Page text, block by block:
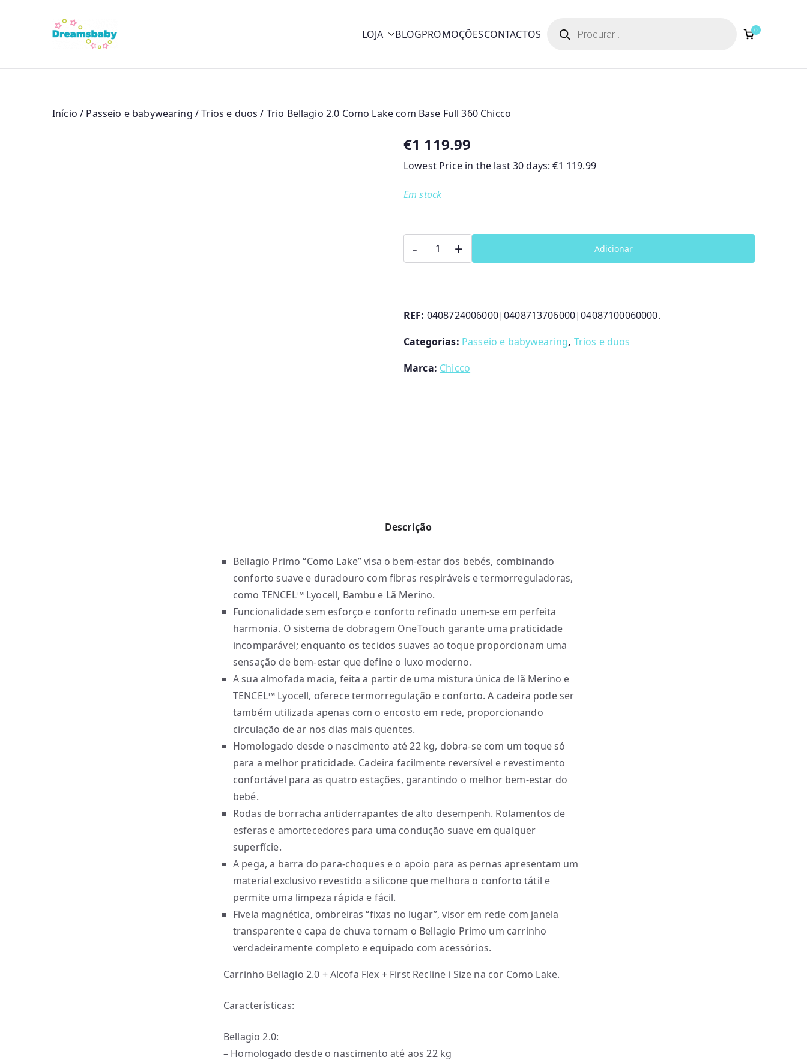
LOJA BLOGPROMOÇÕESCONTACTOS search 0
Início / Passeio e babywearing /Trios e duos / Trio Bellagio 2.0 Como Lake com Base Full 360 Chicco
€1 119.99
Lowest Price in the last 30 days:€1 119.99
Em stock
-
Quantidade
de
Bellagio
2.0
Lake
+ Adicionar
REF: 0408724006000|0408713706000|04087100060000.
Categorias: Passeio e babywearing, Trios e duos
Marca: Chicco
Descrição
Bellagio Primo “Como Lake” visa o bem-estar dos bebés, combinando
conforto suave e duradouro com fibras respiráveis e termorreguladoras,
como TENCEL™ Lyocell, Bambu e Lã Merino.
Funcionalidade sem esforço e conforto refinado unem-se em perfeita
harmonia. O sistema de dobragem OneTouch garante uma praticidade
incomparável; enquanto os tecidos suaves ao toque proporcionam uma
sensação de bem-estar que define o luxo moderno.
A sua almofada macia, feita a partir de uma mistura única de lã Merino e
TENCEL™ Lyocell, oferece termorregulação e conforto. A cadeira pode ser
também utilizada apenas com o encosto em rede, proporcionando
circulação de ar nos dias mais quentes.
Homologado desde o nascimento até 22 kg, dobra-se com um toque só
para a melhor praticidade. Cadeira facilmente reversível e revestimento
confortável para as quatro estações, garantindo o melhor bem-estar do
bebé.
Rodas de borracha antiderrapantes de alto desempenh. Rolamentos de
esferas e amortecedores para uma condução suave em qualquer
superfície.
A pega, a barra do para-choques e o apoio para as pernas apresentam um
material exclusivo revestido a silicone que melhora o conforto tátil e
permite uma limpeza rápida e fácil.
Fivela magnética, ombreiras “fixas no lugar”, visor em rede com janela
transparente e capa de chuva tornam o Bellagio Primo um carrinho
verdadeiramente completo e equipado com acessórios.
Carrinho Bellagio 2.0 + Alcofa Flex + First Recline i Size na cor Como Lake.
Características:
Bellagio 2.0:
– Homologado desde o nascimento até aos 22 kg